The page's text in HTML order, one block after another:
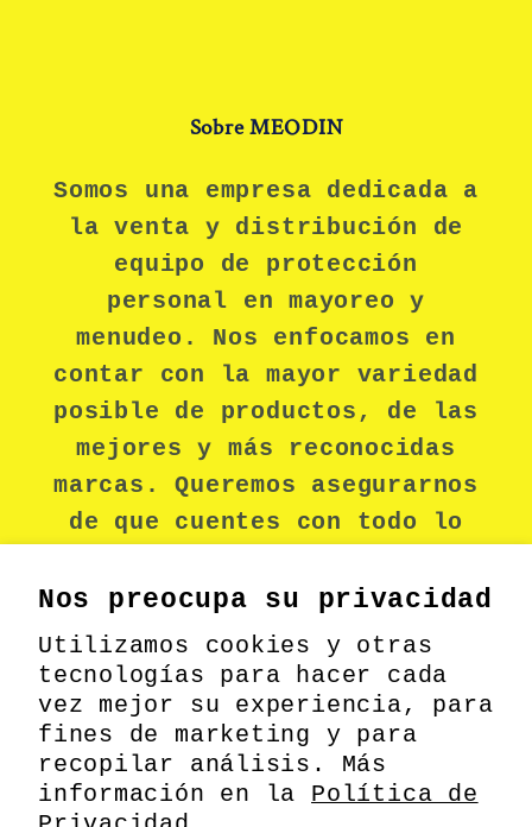
Nos preocupa su privacidad
Utilizamos cookies y otras
tecnologías para hacer cada
vez mejor su experiencia, para
fines de marketing y para
recopilar análisis. Más
información en la Política de
Sobre MEODIN
Somos una empresa dedicada a
la venta y distribución de
equipo de protección
personal en mayoreo y
menudeo. Nos enfocamos en
contar con la mayor variedad
posible de productos, de las
mejores y más reconocidas
marcas. Queremos asegurarnos
de que cuentes con todo lo
seguro durante tu jornada
laboral.
Facebook